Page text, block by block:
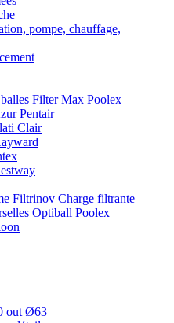
pompe, chauffage,
Filter Max Poolex
Pentair
Clair
Filtrinov Charge filtrante
Optiball Poolex
out Ø63